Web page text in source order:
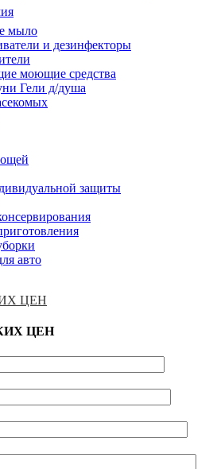
мыло
и дезинфекторы
моющие средства
Гели д/душа
защиты
авто
ЦЕН
ЦЕН